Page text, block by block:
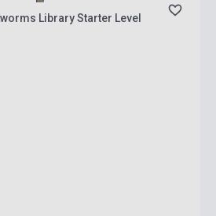
Library Starter Level